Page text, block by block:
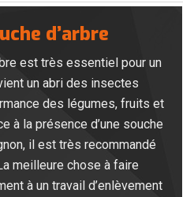
d’arbre
est très essentiel pour un
un abri des insectes
des légumes, fruits et
à la présence d’une souche
il est très recommandé
meilleure chose à faire
à un travail d’enlèvement